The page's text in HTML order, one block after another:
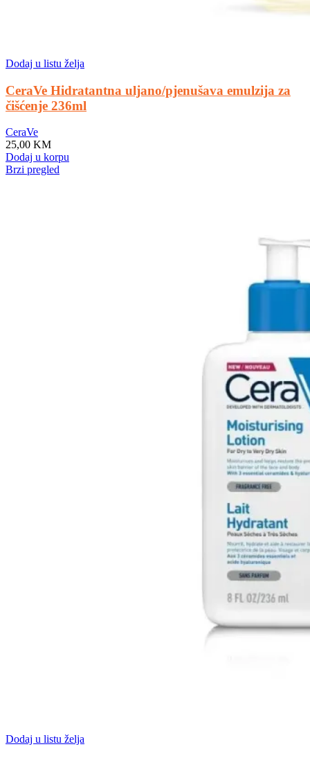
Dodaj u listu želja
CeraVe Hidratantna uljano/pjenušava emulzija za
čišćenje 236ml
CeraVe
25,00 KM
Dodaj u korpu
Brzi pregled
Dodaj u listu želja